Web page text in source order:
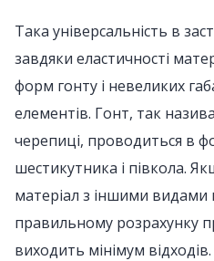
Така універсальність в
завдяки еластичності
форм гонту і невеликих
елементів. Гонт, так
черепиці, проводиться в
шестикутника і півкола.
матеріал з іншими видами
правильному розрахунку
виходить мінімум відходів.